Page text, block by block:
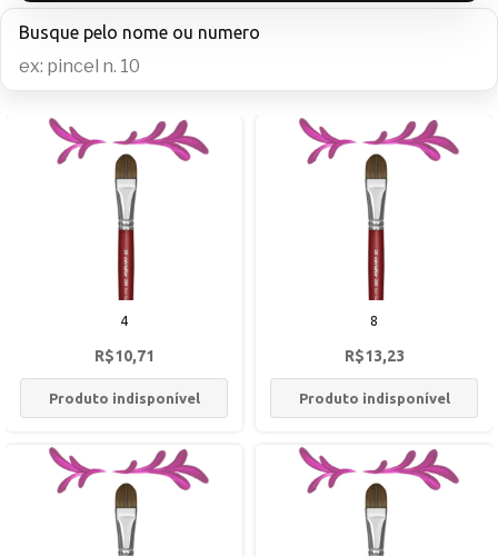
Busque pelo nome ou numero
4
R$10,71
Produto indisponível
8
R$13,23
Produto indisponível